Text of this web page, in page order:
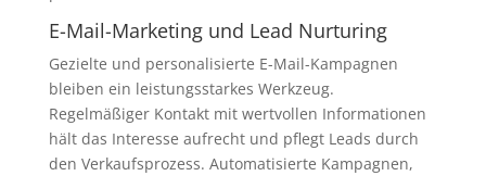
E-Mail-Marketing und Lead Nurturing
Gezielte und personalisierte E-Mail-Kampagnen
bleiben ein leistungsstarkes Werkzeug.
Regelmäßiger Kontakt mit wertvollen Informationen
hält das Interesse aufrecht und pflegt Leads durch
den Verkaufsprozess. Automatisierte Kampagnen,